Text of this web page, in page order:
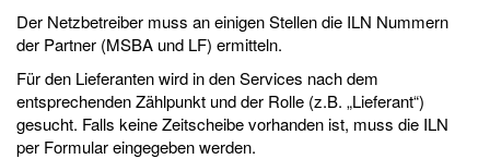
Der Netzbetreiber muss an einigen Stellen die ILN Nummern
der Partner (MSBA und LF) ermitteln.
Für den Lieferanten wird in den Services nach dem
entsprechenden Zählpunkt und der Rolle (z.B. „Lieferant“)
gesucht. Falls keine Zeitscheibe vorhanden ist, muss die ILN
per Formular eingegeben werden.